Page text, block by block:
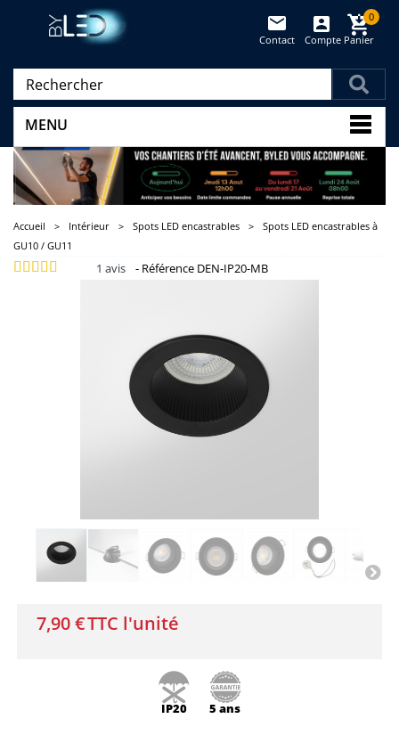
Panier
0
Compte
Contact
MENU
Accueil > Intérieur > Spots LED encastrables >
Spots LED encastrables à
GU10 / GU11
1 avis - Référence DEN-IP20-MB
7,90 €TTC l'unité
IP20 5 ans